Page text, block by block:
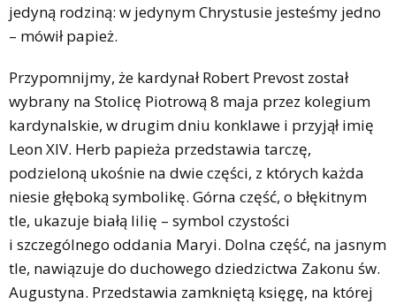
jedyną rodziną: w jedynym Chrystusie jesteśmy jedno
– mówił papież.
Przypomnijmy, że kardynał Robert Prevost został
wybrany na Stolicę Piotrową 8 maja przez kolegium
kardynalskie, w drugim dniu konklawe i przyjął imię
Leon XIV. Herb papieża przedstawia tarczę,
podzieloną ukośnie na dwie części, z których każda
niesie głęboką symbolikę. Górna część, o błękitnym
tle, ukazuje białą lilię – symbol czystości
i szczególnego oddania Maryi. Dolna część, na jasnym
tle, nawiązuje do duchowego dziedzictwa Zakonu św.
Augustyna. Przedstawia zamkniętą księgę, na której